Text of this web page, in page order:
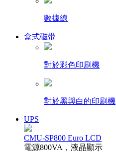
數據線
盒式磁带
對於彩色印刷機
對於黑與白的印刷機
UPS
CMU-SP800 Euro LCD
電源800VA，液晶顯示